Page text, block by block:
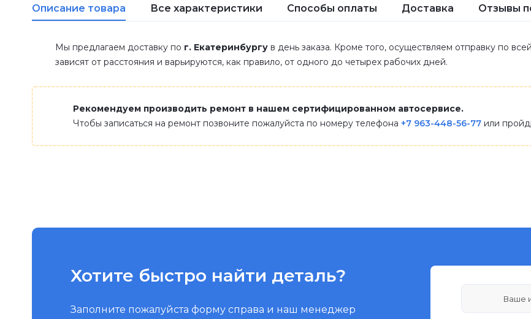
Описание товара Все характеристики Способы оплаты Доставка Отзывы
Мы предлагаем доставку по г. Екатеринбургу в день заказа. Кроме того, осуществляем отправку по
зависят от расстояния и варьируются, как правило, от одного до четырех рабочих дней.
Рекомендуем производить ремонт в нашем сертифицированном автосервисе.
Чтобы записаться на ремонт позвоните пожалуйста по номеру телефона +7 963-448-56-77 или
Хотите быстро найти деталь?
Заполните пожалуйста форму справа и наш менеджер